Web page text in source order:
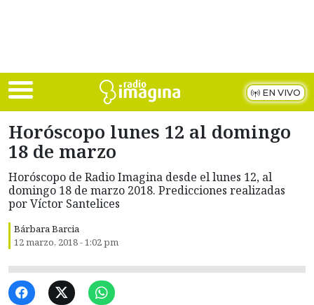
EN VIVO
Horóscopo lunes 12 al domingo
18 de marzo
Horóscopo de Radio Imagina desde el lunes 12, al
domingo 18 de marzo 2018. Predicciones realizadas
por Víctor Santelices
Bárbara Barcia
12 marzo, 2018 - 1:02 pm